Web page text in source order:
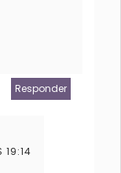
Responder
19:14